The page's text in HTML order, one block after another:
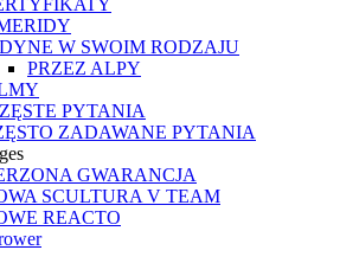
W SWOIM RODZAJU
PRZEZ ALPY
PYTANIA
ZADAWANE PYTANIA
GWARANCJA
SCULTURA V TEAM
REACTO